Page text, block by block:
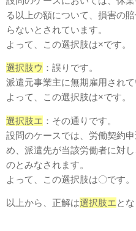
る以上の額について、損害の
らないとされています。
よって、この選択肢は×です。
選択肢ウ ：誤りです。
派遣元事業主に無期雇用され
よって、この選択肢は×です。
選択肢エ ：その通りです。
設問のケースでは、労働契約
め、派遣先が当該労働者に対
のとみなされます。
よって、この選択肢は〇です。
以上から、正解は選択肢エとな